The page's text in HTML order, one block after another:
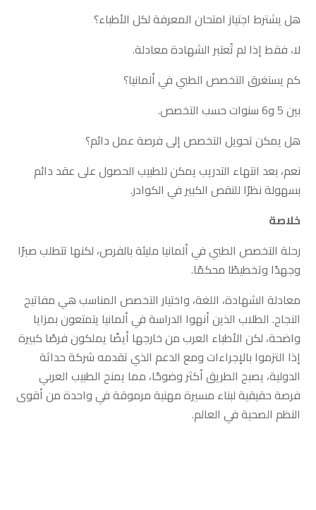
هل يشترط اجتياز امتحان المعرفة لكل الأطباء؟
لا، فقط إذا لم تُعتبر الشهادة معادلة.
كم يستغرق التخصص الطبي في ألمانيا؟
بين 5 و6 سنوات حسب التخصص.
هل يمكن تحويل التخصص إلى فرصة عمل دائم؟
نعم، بعد انتهاء التدريب يمكن للطبيب الحصول على عقد دائم
بسهولة نظرًا للنقص الكبير في الكوادر.
خلاصة
رحلة التخصص الطبي في ألمانيا مليئة بالفرص، لكنها تتطلب صبرًا
وجهدًا وتخطيطًا محكمًا.
معادلة الشهادة، اللغة، واختيار التخصص المناسب هي مفاتيح
النجاح. الطلاب الذين أنهوا الدراسة في ألمانيا يتمتعون بمزايا
واضحة، لكن الأطباء العرب من خارجها أيضًا يملكون فرصًا كبيرة
إذا التزموا بالإجراءات ومع الدعم الذي تقدمه شركة حداثة
الدولية، يصبح الطريق أكثر وضوحًا، مما يمنح الطبيب العربي
فرصة حقيقية لبناء مسيرة مهنية مرموقة في واحدة من أقوى
النظم الصحية في العالم.